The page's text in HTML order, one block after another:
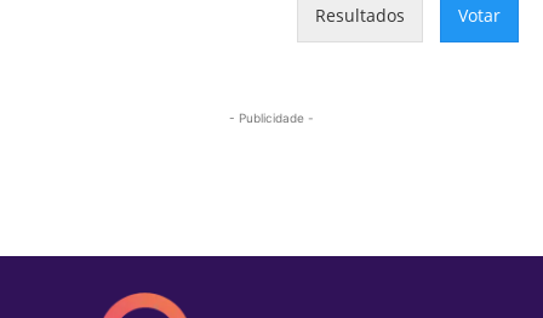
Resultados Votar
- Publicidade -